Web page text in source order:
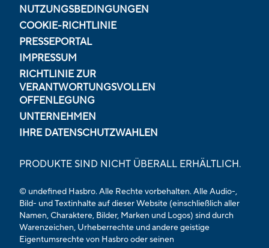
NUTZUNGSBEDINGUNGEN
COOKIE-RICHTLINIE
PRESSEPORTAL
IMPRESSUM
RICHTLINIE ZUR
VERANTWORTUNGSVOLLEN
OFFENLEGUNG
UNTERNEHMEN
IHRE DATENSCHUTZWAHLEN
PRODUKTE SIND NICHT ÜBERALL ERHÄLTLICH.
© undefined Hasbro. Alle Rechte vorbehalten. Alle Audio-,
Bild- und Textinhalte auf dieser Website (einschließlich aller
Namen, Charaktere, Bilder, Marken und Logos) sind durch
Warenzeichen, Urheberrechte und andere geistige
Eigentumsrechte von Hasbro oder seinen